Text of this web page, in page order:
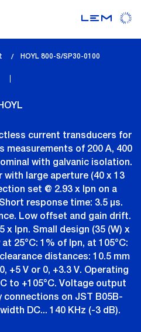
lem_current_page
HOYL 800-S/SP30-0100
current transducers for
measurements of 200 A, 400
with galvanic isolation.
large aperture (40 x 13
set @ 2.93 x Ipn on a
response time: 3.5 µs.
Low offset and gain drift.
x Ipn. Small design (35 (W) x
25°C: 1% of Ipn, at 105°C:
distances: 10.5 mm
+5 V or 0, +3.3 V. Operating
to +105°C. Voltage output
connections on JST B05B-
DC... 140 KHz (-3 dB).